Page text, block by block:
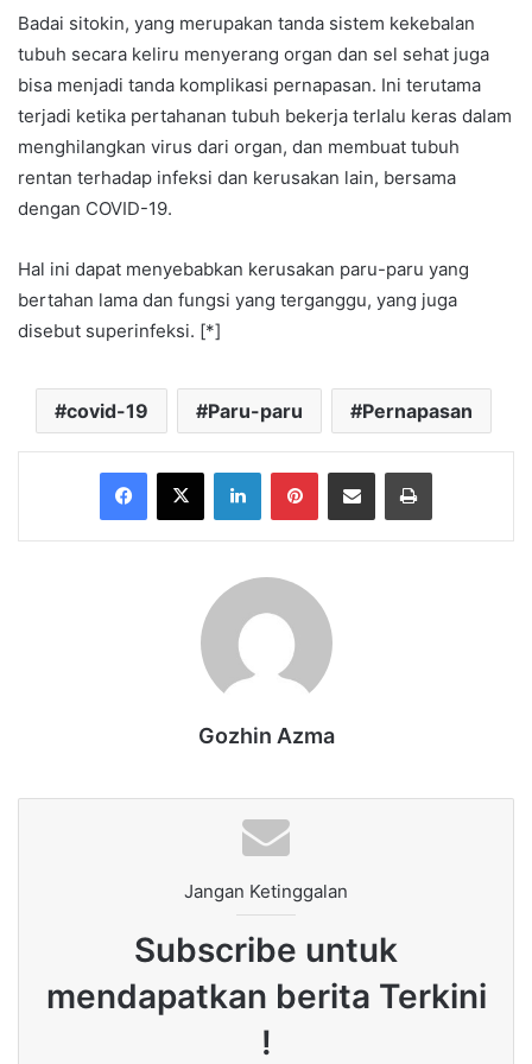
Badai sitokin, yang merupakan tanda sistem kekebalan
tubuh secara keliru menyerang organ dan sel sehat juga
bisa menjadi tanda komplikasi pernapasan. Ini terutama
terjadi ketika pertahanan tubuh bekerja terlalu keras dalam
menghilangkan virus dari organ, dan membuat tubuh
rentan terhadap infeksi dan kerusakan lain, bersama
dengan COVID-19.
Hal ini dapat menyebabkan kerusakan paru-paru yang
bertahan lama dan fungsi yang terganggu, yang juga
disebut superinfeksi. [*]
covid-19 Paru-paru Pernapasan
Facebook
X LinkedInPinterestShare via Email Print
Gozhin Azma
Jangan Ketinggalan
Subscribe untuk
mendapatkan berita Terkini
!